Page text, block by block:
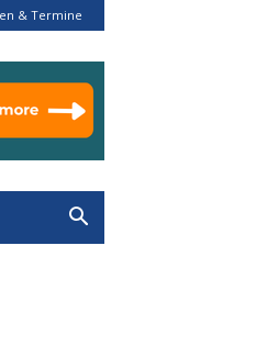
& Termine